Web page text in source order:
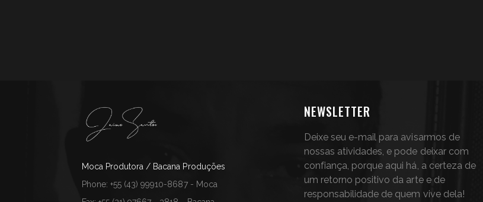
Moca Produtora / Bacana Produções
Phone: +55 (43) 99910-8687 - Moca
NEWSLETTER
Deixe seu e-mail para avisarmos de
nossas atividades, e pode deixar com
confiança, porque aqui há, a certeza de
um retorno positivo da arte e de
responsabilidade de quem vive dela!